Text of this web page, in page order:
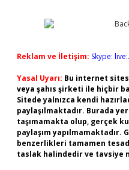
Reklam ve İletişim: Skype:
Yasal Uyarı: Bu internet
veya şahıs şirketi ile hiçbir
Sitede yalnızca kendi
paylaşılmaktadır. Burada
taşımamakta olup, gerçek
paylaşım
benzerlikleri tamamen
taslak halindedir ve tavsiye